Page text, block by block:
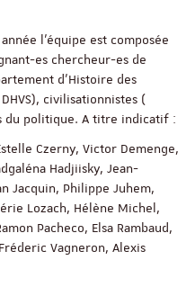
l’équipe est composée
es chercheur-es de
d’Histoire des
civilisationnistes (
du politique. A titre indicatif :
Czerny, Victor Demenge,
Hadjiisky, Jean-
Jacquin, Philippe Juhem,
Lozach, Hélène Michel,
Pacheco, Elsa Rambaud,
Vagneron, Alexis